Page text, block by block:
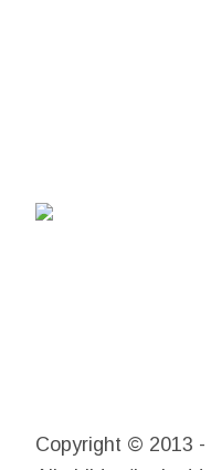
Copyright © 2013 -